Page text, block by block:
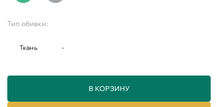
Тип обивки:
Ткань -
В КОРЗИНУ